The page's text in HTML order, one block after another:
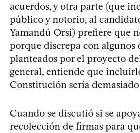
acuerdos, y otra parte (que
público y notorio, al
Yamandú Orsi) prefiere que
porque discrepa con algunos
planteados por el proyecto
general, entiende que
Constitución sería
Cuando se discutió si se
recolección de firmas para